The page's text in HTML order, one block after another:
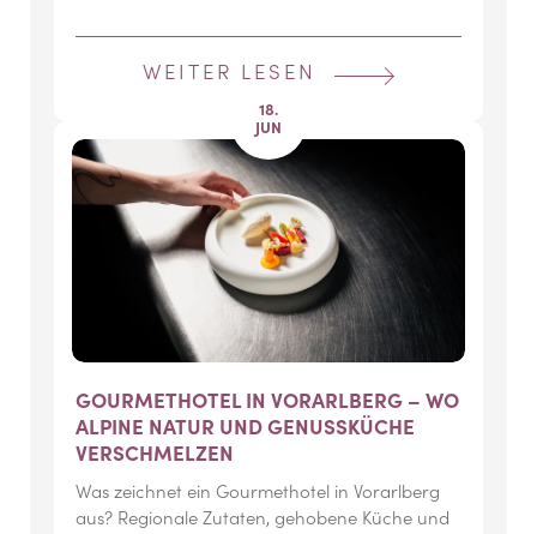
WEITER LESEN
18.
JUN
GOURMETHOTEL IN VORARLBERG – WO
ALPINE NATUR UND GENUSSKÜCHE
VERSCHMELZEN
Was zeichnet ein Gourmethotel in Vorarlberg
aus? Regionale Zutaten, gehobene Küche und